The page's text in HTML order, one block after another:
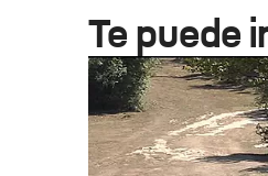
Te puede